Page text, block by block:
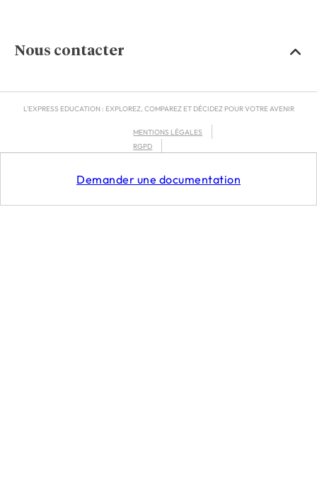
Demander une documentation
Nous contacter
L'EXPRESS EDUCATION : EXPLOREZ, COMPAREZ ET DÉCIDEZ POUR VOTRE AVENIR
MENTIONS LÉGALES
RGPD